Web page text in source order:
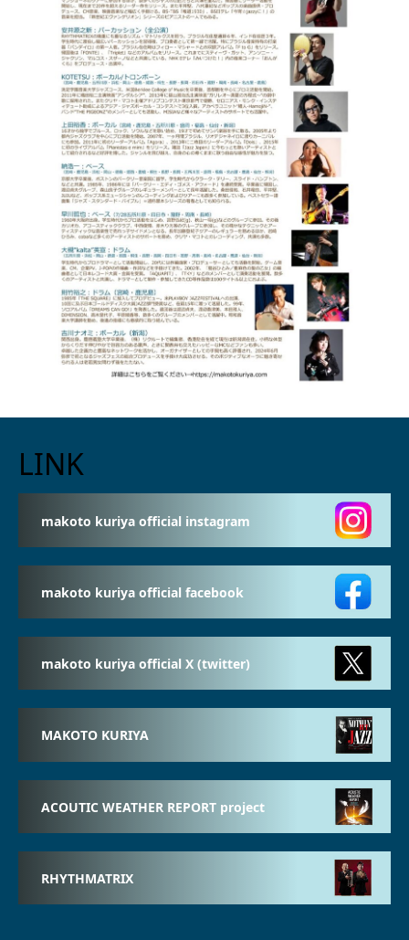
LINK
makoto kuriya official instagram
makoto kuriya official facebook
makoto kuriya official X (twitter)
MAKOTO KURIYA
ACOUTIC WEATHER REPORT project
RHYTHMATRIX